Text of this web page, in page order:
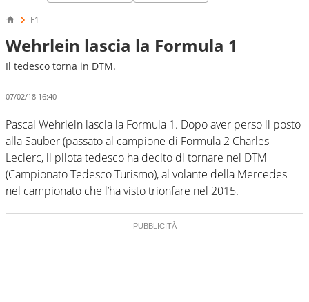
F1
Wehrlein lascia la Formula 1
Il tedesco torna in DTM.
07/02/18 16:40
Pascal Wehrlein lascia la Formula 1. Dopo aver perso il posto
alla Sauber (passato al campione di Formula 2 Charles
Leclerc, il pilota tedesco ha decito di tornare nel DTM
(Campionato Tedesco Turismo), al volante della Mercedes
nel campionato che l’ha visto trionfare nel 2015.